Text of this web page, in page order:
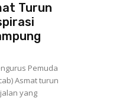
Turun
Pemuda
Asmat turun
yang